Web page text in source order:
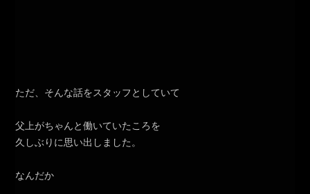
ただ、そんな話をスタッフとしていて
父上がちゃんと働いていたころを
久しぶりに思い出しました。
なんだか